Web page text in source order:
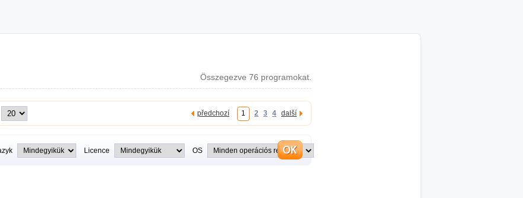
Összegezve 76 programokat.
předchozí 1 2 3 4 další
Licence OS